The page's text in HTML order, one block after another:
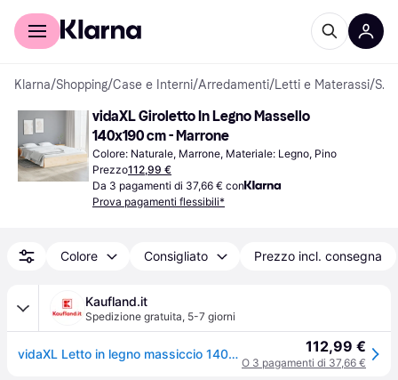
Per il tuo shopping
Klarna/Shopping/Case e Interni/Arredamenti/Letti e Materassi/ Strutture letto
vidaXL Giroletto In Legno Massello
140x190 cm - Marrone
Colore: Naturale, Marrone, Materiale: Legno, Pino
Prezzo112,99 €
Da 3 pagamenti di 37,66 € con
Prova pagamenti flessibili*
Colore Consigliato Prezzo incl. consegna
Kaufland.it
Spedizione gratuita, 5-7 giorni
vidaXL Letto in legno massiccio 140x190 cm 112,99 €
O 3 pagamenti di 37,66 €